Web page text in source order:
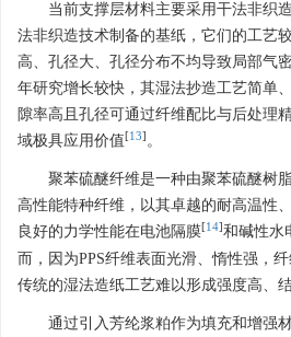
当前支撑层材料主要采用干法非织
法非织造技术制备的基纸，它们的工艺
高、孔径大、孔径分布不均导致局部气
年研究增长较快，其湿法抄造工艺简单
隙率高且孔径可通过纤维配比与后处理
域极具应用价值[13] 。
聚苯硫醚纤维是一种由聚苯硫醚树
高性能特种纤维，以其卓越的耐高温性
良好的力学性能在电池隔膜[14]和碱性水
而，因为PPS纤维表面光滑、惰性强，
传统的湿法造纸工艺难以形成强度高、
通过引入芳纶浆粕作为填充和增强